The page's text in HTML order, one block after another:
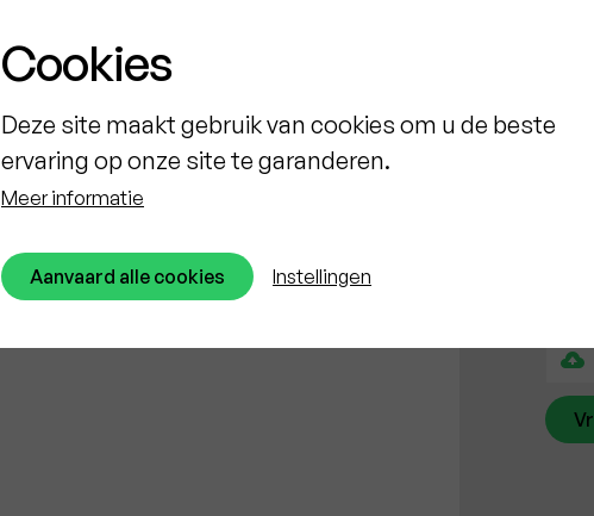
Cookies
Deze site maakt gebruik van cookies om u de beste
ervaring op onze site te garanderen.
Meer informatie
Aanvaard alle cookies Instellingen